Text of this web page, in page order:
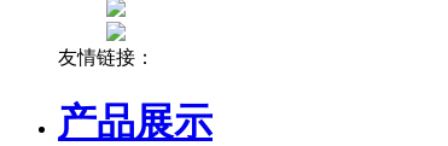
友情链接：
产品展示